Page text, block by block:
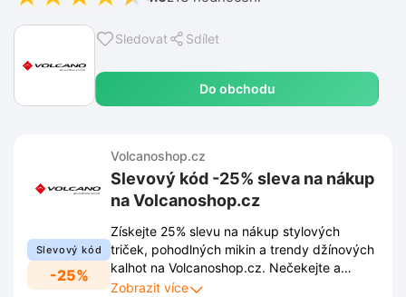
Sledovat Sdílet
Do obchodu
Slevový kód
-25%
Volcanoshop.cz
Slevový kód -25% sleva na nákup
na Volcanoshop.cz
Získejte 25% slevu na nákup stylových
triček, pohodlných mikin a trendy džínových
kalhot na Volcanoshop.cz. Nečekejte a
objevte široký sortiment oblečení s výhodnou
Zobrazit více